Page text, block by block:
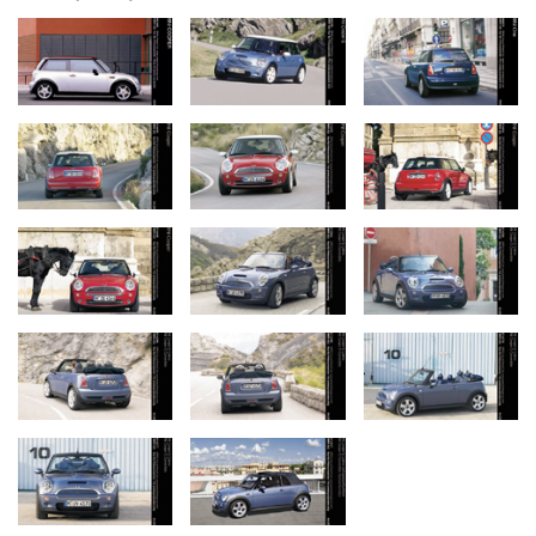
kvalitou a moderním duchem.
„Oslava 25 let moderního MINI je skutečně milníkem. Naše
nezaměnitelné britské kořeny, jedinečný design, pocit z jízdy jako
v motokáře a hravý duch učinily z MINI globální ikonu. Již více než
čtvrt století přispívá odbornost BMW Group k trvalému úspěchu
MINI. Díky našemu oddanému globálnímu týmu značka MINI i
nadále vzrušuje a inspiruje celé generace řidičů,“ řekl Jean-
Philippe Parain, šéf MINI.
Současná modelová řada je nejrozsáhlejší a nejrozmanitější v
historii značky a zahrnuje pět modelů, z nichž každý odráží svůj
vlastní charakter. Nabídka pohonů obsahuje plně elektrické i
hospodárné spalovací motory.
Vlastnit MINI znamená mnohem víc než jen cestovat z bodu A do
bodu B, je to vyjádření individuality. Díky širokým možnostem
individualizace se každé MINI stává skutečným odrazem vkusu a
charakteru svého majitele. Od výběru barev laku až po čalounění
a obložení interiéru lze každý vůz přesně přizpůsobit osobním
preferencím. Během posledních 25 let se objevila celá řada
možností individualizace, jako třeba slavné pruhy na kapotě nebo
originální vícebarevná střecha. Díky inovativní technologii lakování